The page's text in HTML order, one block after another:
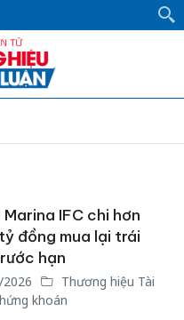
IFC chi hơn
đồng mua lại trái
hạn
Thương hiệu Tài
khoán